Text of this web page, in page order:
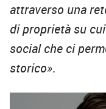
attraverso una
di proprietà su
social che ci
storico».